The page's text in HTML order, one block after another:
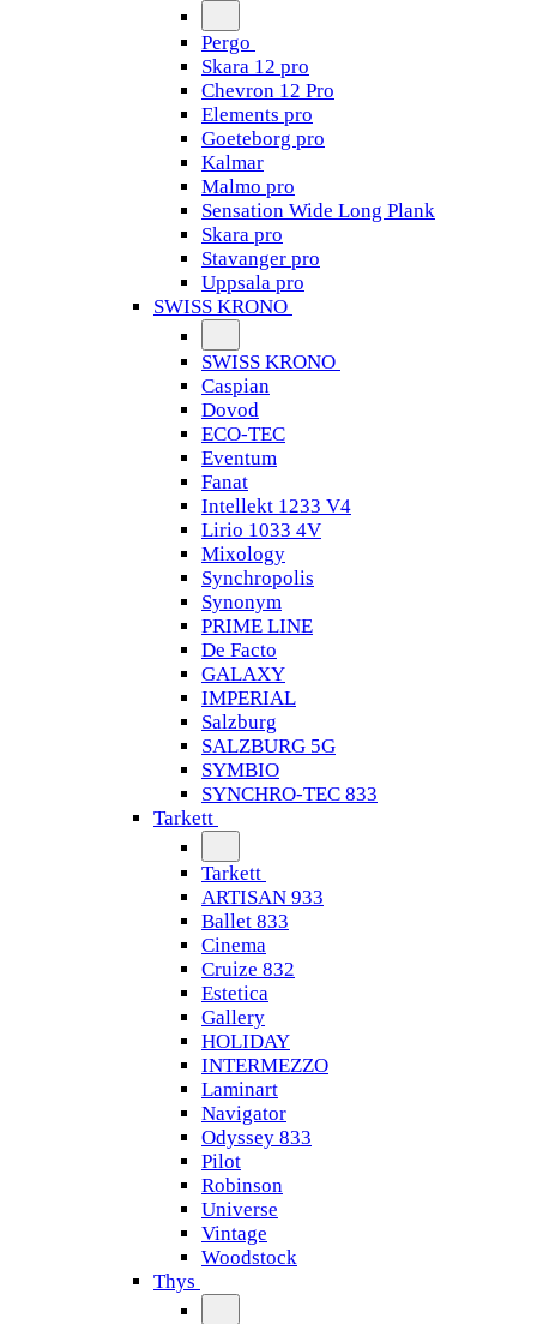
Pergo
Skara 12 pro
Chevron 12 Pro
Elements pro
Goeteborg pro
Kalmar
Malmo pro
Sensation Wide Long Plank
Skara pro
Stavanger pro
Uppsala pro
SWISS KRONO
SWISS KRONO
Caspian
Dovod
ECO-TEC
Eventum
Fanat
Intellekt 1233 V4
Lirio 1033 4V
Mixology
Synchropolis
Synonym
PRIME LINE
De Facto
GALAXY
IMPERIAL
Salzburg
SALZBURG 5G
SYMBIO
SYNCHRO-TEC 833
Tarkett
Tarkett
ARTISAN 933
Ballet 833
Cinema
Cruize 832
Estetica
Gallery
HOLIDAY
INTERMEZZO
Laminart
Navigator
Odyssey 833
Pilot
Robinson
Universe
Vintage
Woodstock
Thys